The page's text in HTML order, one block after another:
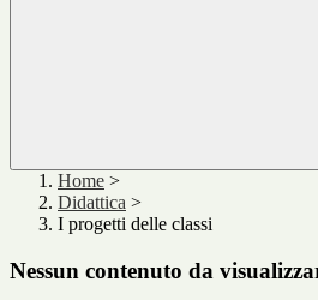
Home >
Didattica >
I progetti delle classi
Nessun contenuto da